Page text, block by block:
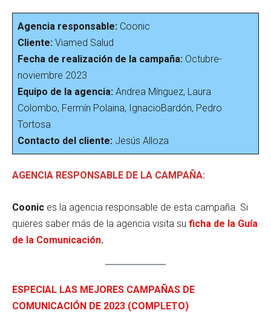
Agencia responsable: Coonic
Cliente: Viamed Salud
Fecha de realización de la campaña: Octubre-
noviembre 2023
Equipo de la agencia: Andrea Mínguez, Laura
Colombo, Fermín Polaina, IgnacioBardón, Pedro
Tortosa
Contacto del cliente: Jesús Alloza
AGENCIA RESPONSABLE DE LA CAMPAÑA:
Coonic es la agencia responsable de esta campaña. Si
quieres saber más de la agencia visita su ficha de la Guía
de la Comunicación.
ESPECIAL LAS MEJORES CAMPAÑAS DE
COMUNICACIÓN DE 2023 (COMPLETO)